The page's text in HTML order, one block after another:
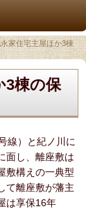
家住宅主屋ほか3棟
3棟の保
線）と紀ノ川に
面し、離座敷は
敷構えの一典型
て離座敷が藩主
は享保16年